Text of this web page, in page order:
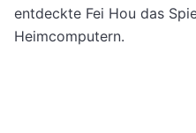
entdeckte Fei Hou das
Heimcomputern.